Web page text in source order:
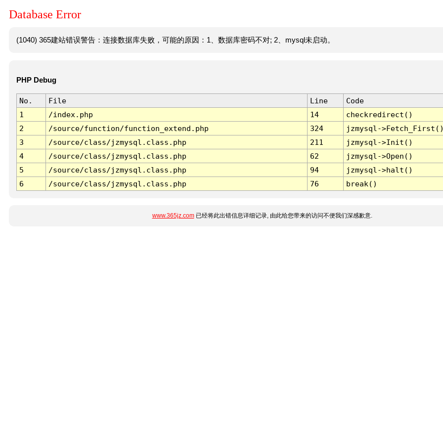
Database Error
(1040) 365建站错误警告：连接数据库失败，可能的原因：1、数据库密码不对; 2、mysql未启动。
PHP Debug
No. File Line
Code
1
/index.php 14
checkredirect()
2
/source/function/function_extend.php 324
jzmysql-
3
/source/class/jzmysql.class.php 211
jzmysql->Init()
4
/source/class/jzmysql.class.php 62
jzmysql->Open()
5
/source/class/jzmysql.class.php 94
jzmysql->halt()
6
/source/class/jzmysql.class.php 76 break()
www.365jz.com已经将此出错信息详细记录, 由此给您带来的访问不便我们深感歉意.